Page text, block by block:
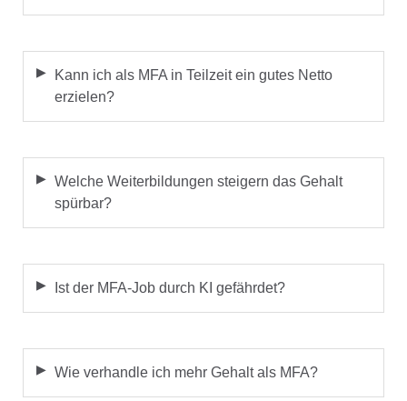
Kann ich als MFA in Teilzeit ein gutes Netto
erzielen?
Welche Weiterbildungen steigern das Gehalt
spürbar?
Ist der MFA-Job durch KI gefährdet?
Wie verhandle ich mehr Gehalt als MFA?